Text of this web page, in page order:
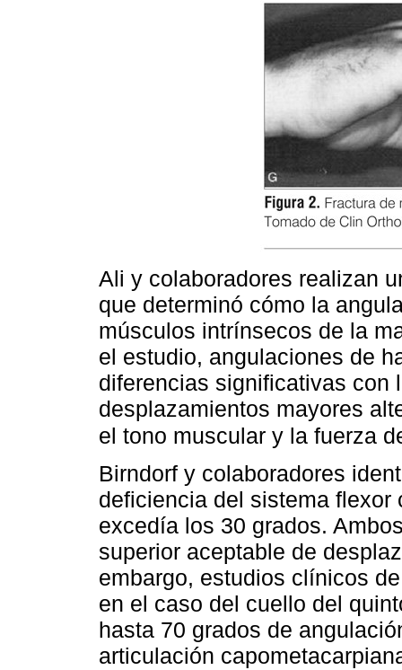
Ali y colaboradores realizan
que determinó cómo la
músculos intrínsecos de la
el estudio, angulaciones de
diferencias significativas con
desplazamientos mayores
el tono muscular y la fuerza
Birndorf y colaboradores
deficiencia del sistema flexor
excedía los 30 grados.
superior aceptable de
embargo, estudios clínicos
en el caso del cuello del
hasta 70 grados de
articulación